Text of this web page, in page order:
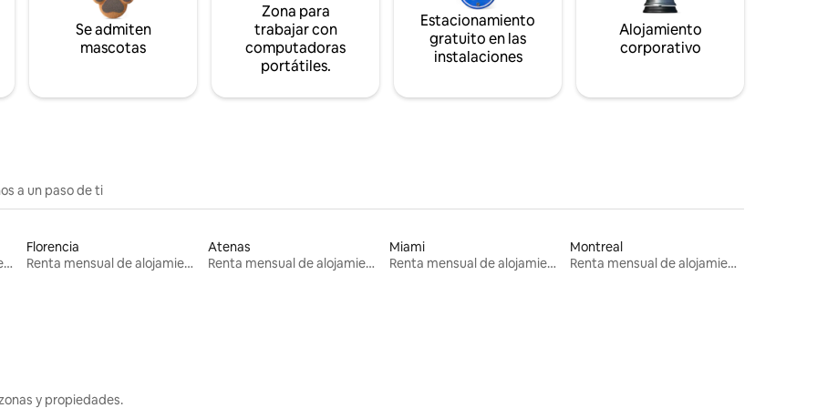
Se admiten
mascotas
Zona para
trabajar con
computadoras
portátiles.
Estacionamiento
gratuito en las
instalaciones
Alojamiento
corporativo
a un paso de ti
Renta mensual de alojamientos
Florencia
Renta mensual de alojamientos
Atenas
Renta mensual de alojamientos
Miami
Renta mensual de alojamientos
Montreal
Renta mensual de alojamientos
y propiedades.